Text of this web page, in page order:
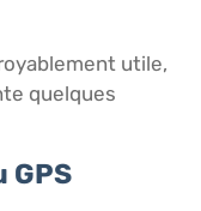
utile,
quelques
GPS